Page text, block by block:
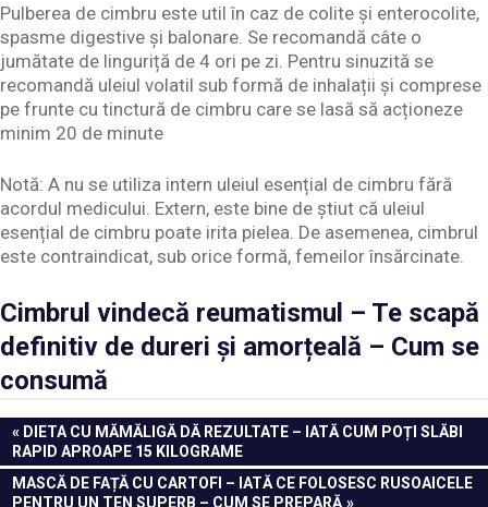
Pulberea de cimbru este util în caz de colite și enterocolite,
spasme digestive și balonare. Se recomandă câte o
jumătate de linguriță de 4 ori pe zi. Pentru sinuzită se
recomandă uleiul volatil sub formă de inhalații și comprese
pe frunte cu tinctură de cimbru care se lasă să acționeze
minim 20 de minute
Notă: A nu se utiliza intern uleiul esențial de cimbru fără
acordul medicului. Extern, este bine de știut că uleiul
esențial de cimbru poate irita pielea. De asemenea, cimbrul
este contraindicat, sub orice formă, femeilor însărcinate.
Cimbrul vindecă reumatismul – Te scapă
definitiv de dureri și amorțeală – Cum se
consumă
Navigare
în
articole
PREVIOUS
POST:
DIETA CU MĂMĂLIGĂ DĂ REZULTATE – IATĂ CUM POȚI SLĂBI
RAPID APROAPE 15 KILOGRAME
NEXT
POST:
MASCĂ DE FAȚĂ CU CARTOFI – IATĂ CE FOLOSESC RUSOAICELE
PENTRU UN TEN SUPERB – CUM SE PREPARĂ